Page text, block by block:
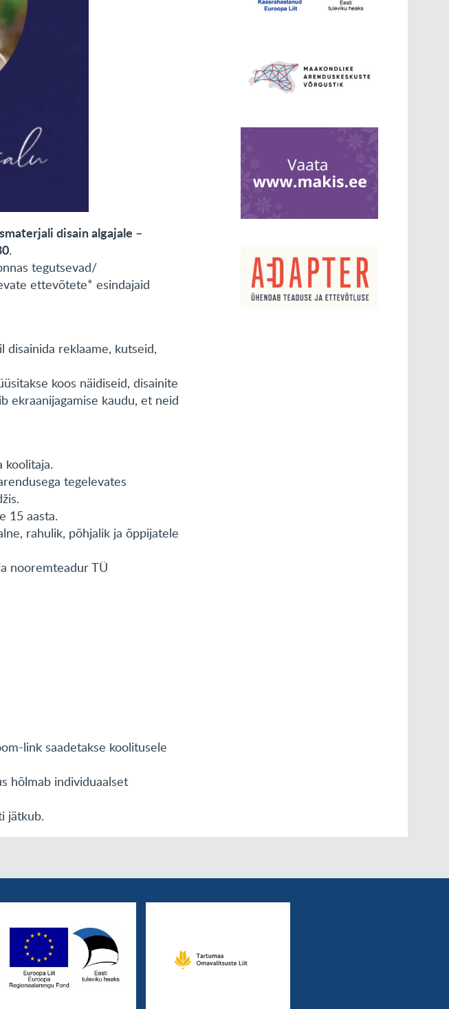
disain algajale –
.
tegutsevad/
ettevõtete* esindajaid
disainida reklaame, kutseid,
koos näidiseid, disainite
ekraanijagamise kaudu, et neid
koolitaja.
tegelevates
15 aasta.
rahulik, põhjalik ja õppijatele
nooremteadur TÜ
link saadetakse koolitusele
hõlmab individuaalset
jätkub.